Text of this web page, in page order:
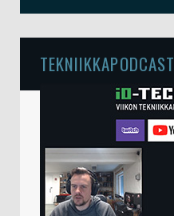
TEKNIIKKAPODCAST